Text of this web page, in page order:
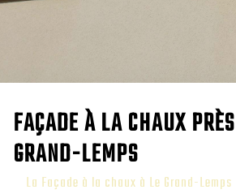
FAÇADE À LA CHAUX
GRAND-LEMPS
La Façade à la chaux à Le Grand-Lemps